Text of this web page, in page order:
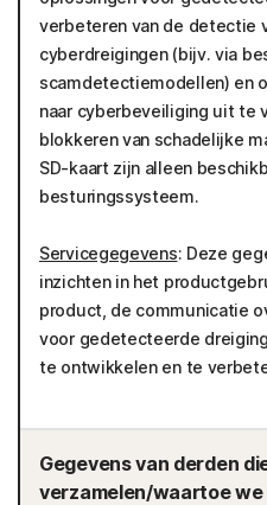
verbeteren van de detectie
cyberdreigingen (bijv. via
scamdetectiemodellen) en
naar cyberbeveiliging uit te
blokkeren van schadelijke
SD-kaart zijn alleen
besturingssysteem.
Servicegegevens: Deze
inzichten in het
product, de communicatie
voor gedetecteerde
te ontwikkelen en te
Gegevens van derden
verzamelen/waartoe